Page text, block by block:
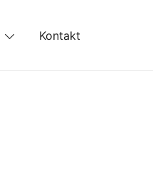
Kontakt